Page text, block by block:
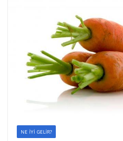
NE İYİ GELİR?